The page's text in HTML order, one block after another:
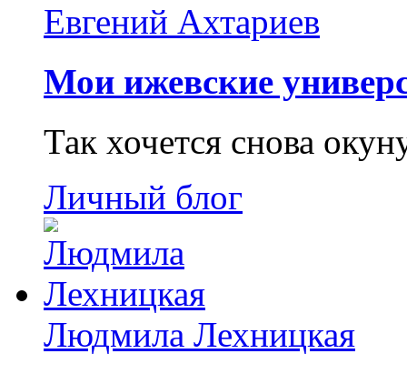
Евгений Ахтариев
Мои ижевские
Так хочется снова
Личный блог
Людмила Лехницкая